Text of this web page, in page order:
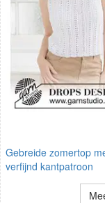
Gebreide zomertop
verfijnd kantpatroon